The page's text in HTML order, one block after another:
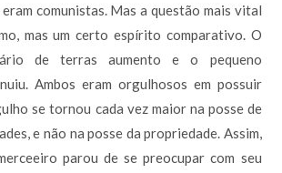
comunistas. Mas a questão mais vital
mas um certo espírito comparativo. O
de terras aumento e o pequeno
Ambos eram orgulhosos em possuir
se tornou cada vez maior na posse de
e não na posse da propriedade. Assim,
parou de se preocupar com seu